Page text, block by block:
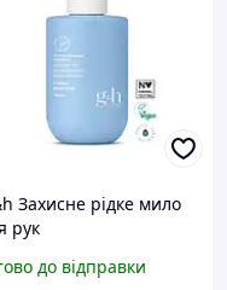
Захисне рідке мило
рук
до відправки